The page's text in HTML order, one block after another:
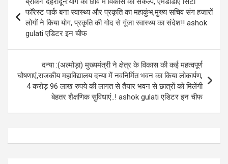
navigation
फॉरेस्ट पार्क बना स्वास्थ्य और प्रकृति का महाकुंभ,मुख्य सचिव संग हजारों
लोगों ने किया योग, प्रकृति की गोद से गूंजा स्वास्थ्य का संदेश!! ashok
gulati एडिटर इन चीफ
दन्या :(अल्मोड़ा) मुख्यमंत्री ने क्षेत्र के विकास की कई महत्वपूर्ण
घोषणाएं,राजकीय महाविद्यालय दन्या में नवनिर्मित भवन का किया लोकार्पण,
4 करोड़ 96 लाख रुपये की लागत से तैयार भवन से छात्रों को मिलेंगी
बेहतर शैक्षणिक सुविधाएं..! ashok gulati एडिटर इन चीफ